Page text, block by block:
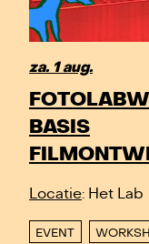
za. 1 aug.
BASIS
Locatie: Het Lab
EVENT